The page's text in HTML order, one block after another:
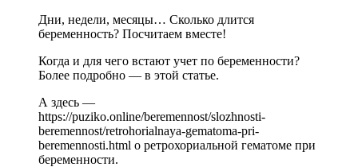
Дни, недели, месяцы… Сколько длится
беременность? Посчитаем вместе!
Когда и для чего встают учет по беременности?
Более подробно — в этой статье.
А здесь —
https://puziko.online/beremennost/slozhnosti-
beremennost/retrohorialnaya-gematoma-pri-
beremennosti.html о ретрохориальной гематоме при
беременности.